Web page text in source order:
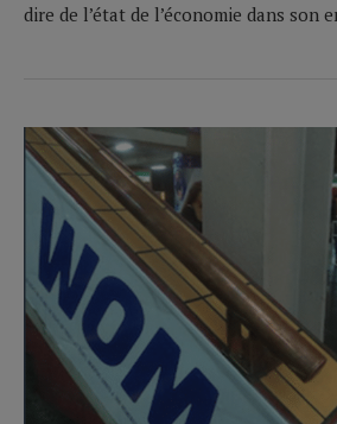
dire de l’état de l’économie dans son